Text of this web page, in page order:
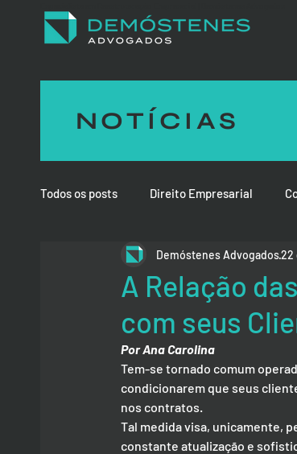
NOTÍCIAS
Todos os posts Direito Empresarial
Direito de Família Direito Médico e
A Relação
com seus
Demóstenes Advogados22
Por Ana Carolina
Tem-se tornado comum
condicionarem que seus
nos contratos.
Tal medida visa, unicamente,
constante atualização e